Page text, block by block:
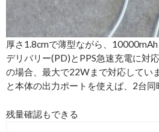
厚さ1.8cmで薄型ながら、
デリバリー(PD)とPPS急速充電に対
の場合、最大で22Wまで対応してい
と本体の出力ポートを使えば、2台同
残量確認もできる